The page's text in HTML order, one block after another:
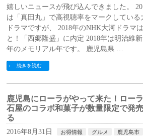
嬉しいニュースが飛び込んできました。
は「真田丸」で高視聴率をマークしている
ドラマですが、 2018年のNHK大河ドラマ
と！「西郷隆盛」に内定 2018年は明治維新
年のメモリアル年です。 鹿児島県 …
続きを読む
鹿児島にローラがやって来た！ロー
石屋のコラボ和菓子が数量限定で発
る
2016年8月31日 お得情報 グルメ 鹿児島市